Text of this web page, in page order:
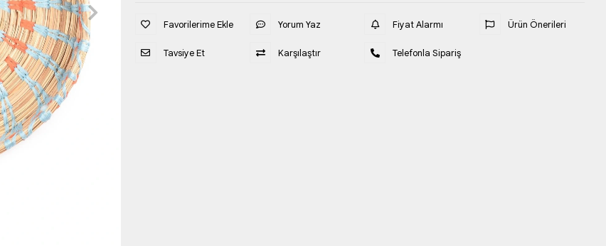
Favorilerime Ekle
Tavsiye Et
Yorum Yaz
Karşılaştır
Fiyat Alarmı
Telefonla Sipariş
Ürün Önerileri